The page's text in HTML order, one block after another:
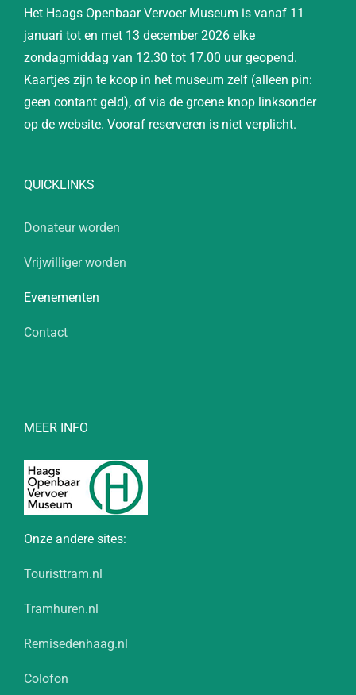
Het Haags Openbaar Vervoer Museum is vanaf 11
januari tot en met 13 december 2026 elke
zondagmiddag van 12.30 tot 17.00 uur geopend.
Kaartjes zijn te koop in het museum zelf (alleen pin:
geen contant geld), of via de groene knop linksonder
op de website. Vooraf reserveren is niet verplicht.
QUICKLINKS
Donateur worden
Vrijwilliger worden
Evenementen
Contact
MEER INFO
Onze andere sites:
Touristtram.nl
Tramhuren.nl
Remisedenhaag.nl
Colofon